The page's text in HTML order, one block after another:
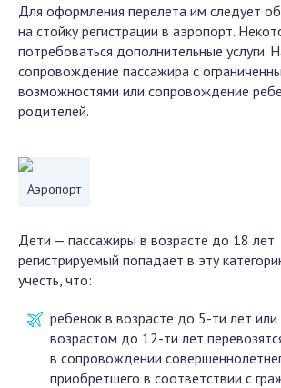
Для оформления перелета им следует
на стойку регистрации в аэропорт.
потребоваться дополнительные услуги.
сопровождение пассажира с
возможностями или сопровождение
родителей.
Аэропорт
Дети — пассажиры в возрасте до 18 лет.
регистрируемый попадает в эту
учесть, что:
ребенок в возрасте до 5-ти лет
возрастом до 12-ти лет
в сопровождении
приобретшего в соответствии с